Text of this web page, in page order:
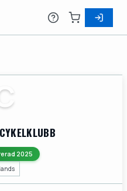
2025